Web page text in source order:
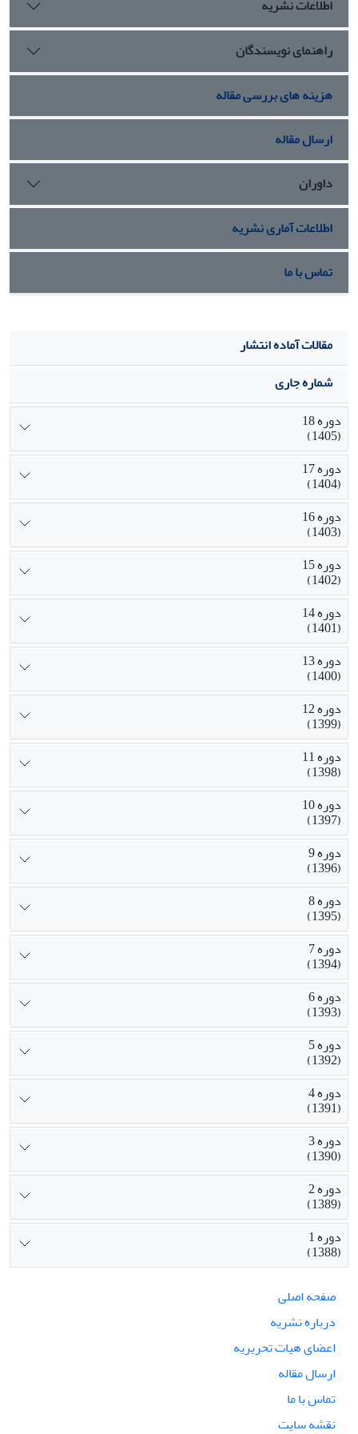
اطلاعات نشریه
راهنمای نویسندگان
هزینه های بررسی مقاله
ارسال مقاله
داوران
اطلاعات آماری نشریه
تماس با ما
مقالات آماده انتشار
شماره جاری
دوره 18
(1405)
دوره 17
(1404)
دوره 16
(1403)
دوره 15
(1402)
دوره 14
(1401)
دوره 13
(1400)
دوره 12
(1399)
دوره 11
(1398)
دوره 10
(1397)
دوره 9
(1396)
دوره 8
(1395)
دوره 7
(1394)
دوره 6
(1393)
دوره 5
(1392)
دوره 4
(1391)
دوره 3
(1390)
دوره 2
(1389)
دوره 1
(1388)
صفحه اصلی
درباره نشریه
اعضای هیات تحریریه
ارسال مقاله
تماس با ما
نقشه سایت